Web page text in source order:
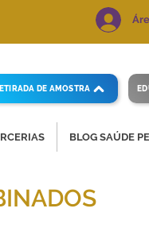
DE AMOSTRA
BLOG SAÚDE